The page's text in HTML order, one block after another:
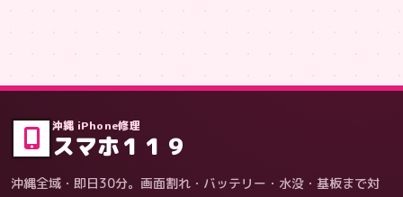
症状・内容から
沖縄 iPhone修理
スマホ１１９
沖縄全域・即日30分。画面割れ・バッテリー・水没・基板まで対